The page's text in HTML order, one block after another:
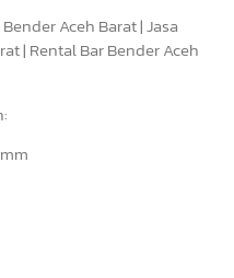
Aceh Barat | Jasa
| Rental Bar Bender Aceh